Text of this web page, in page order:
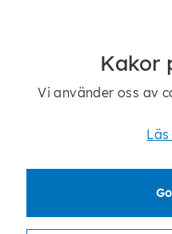
Telefonnummer
Andra uppgifter
Prövningen i domstol
Om förvaltningsrätten
fattas inte
Kakor
Vi använder oss av